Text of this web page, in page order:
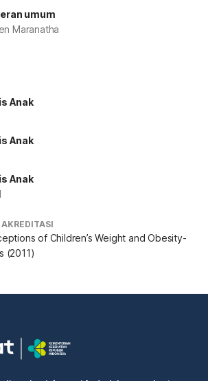
umum
Maranatha
Anak
Anak
Anak
of Children’s Weight and Obesity-
(2011)